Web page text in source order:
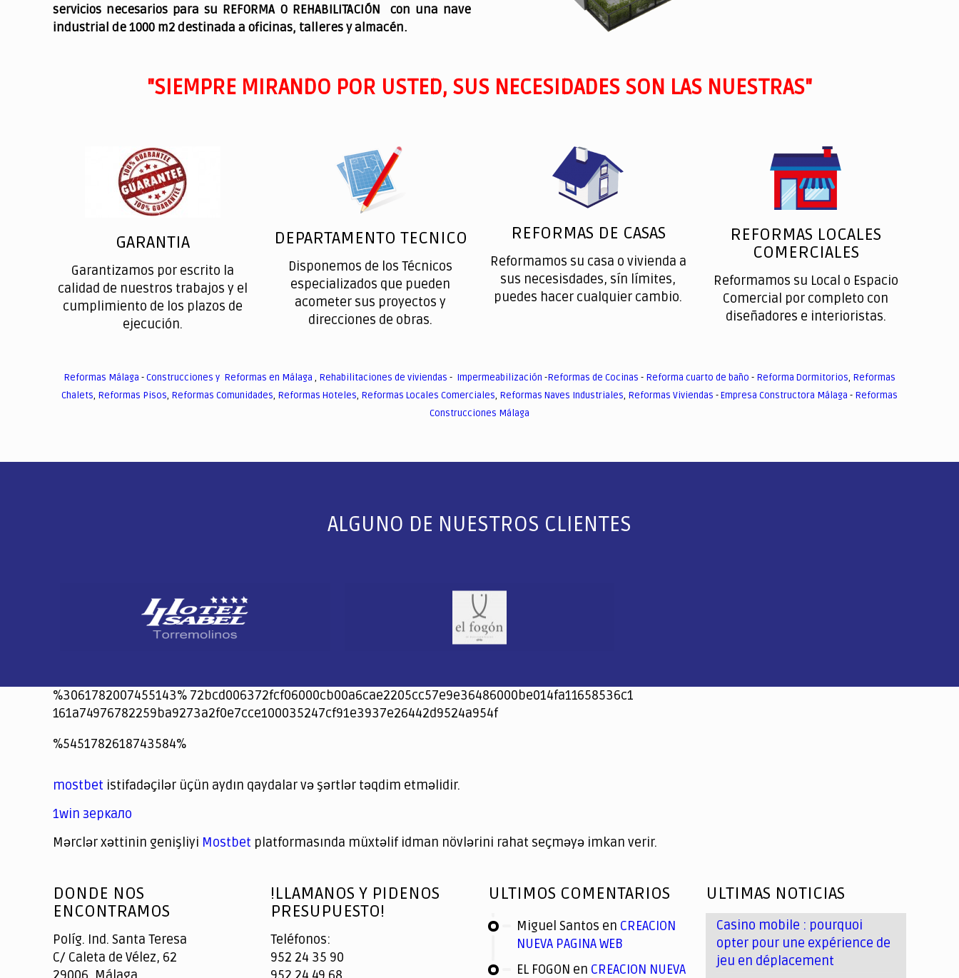
servicios necesarios para su REFORMA O REHABILITACIÓN con una nave
industrial de 1000 m2 destinada a oficinas, talleres y almacén.
"SIEMPRE MIRANDO POR USTED, SUS NECESIDADES SON LAS NUESTRAS"
GARANTIA
Garantizamos por escrito la
calidad de nuestros trabajos y el
cumplimiento de los plazos de
ejecución.
DEPARTAMENTO TECNICO
Disponemos de los Técnicos
especializados que pueden
acometer sus proyectos y
direcciones de obras.
REFORMAS DE CASAS
Reformamos su casa o vivienda a
sus necesisdades, sín límites,
puedes hacer cualquier cambio.
REFORMAS LOCALES
COMERCIALES
Reformamos su Local o Espacio
Comercial por completo con
diseñadores e interioristas.
Reformas Málaga -Construcciones y Reformas en Málaga , Rehabilitaciones de viviendas - Impermeabilización -Reformas de Cocinas - Reforma cuarto de baño - Reforma Dormitorios, Reformas
Chalets, Reformas Pisos, Reformas Comunidades, Reformas Hoteles, Reformas Locales Comerciales, Reformas Naves Industriales, Reformas Viviendas -Empresa Constructora Málaga - Reformas
Construcciones Málaga
ALGUNO DE NUESTROS CLIENTES
%3061782007455143% 72bcd006372fcf06000cb00a6cae2205cc57e9e36486000be014fa11658536c1
161a74976782259ba9273a2f0e7cce100035247cf91e3937e26442d9524a954f
jeetcity
1xbet
jeet city casino
%5451782618743584%
spintiger
Avabet
Spinrise
Crown Green
Crowngreen casino login
슈가 러쉬1000 슬롯
crazy time casino online
1xcasinozambia.com
codingworldnews.com
parimatch.kr
winorio
winorio casino
winorio
mostbet istifadəçilər üçün aydın qaydalar və şərtlər təqdim etməlidir.
1win зеркало
Mərclər xəttinin genişliyi Mostbet platformasında müxtəlif idman növlərini rahat seçməyə imkan verir.
of
Casino
DONDE NOS
ENCONTRAMOS
Políg. Ind. Santa Teresa
C/ Caleta de Vélez, 62
!LLAMANOS Y PIDENOS
PRESUPUESTO!
Teléfonos:
952 24 35 90
ULTIMOS COMENTARIOS
Miguel Santos en CREACION
NUEVA PAGINA WEB
EL FOGON en CREACION NUEVA
ULTIMAS NOTICIAS
Casino mobile : pourquoi
opter pour une expérience de
jeu en déplacement